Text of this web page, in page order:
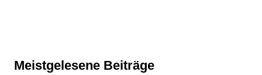
Meistgelesene Beiträge